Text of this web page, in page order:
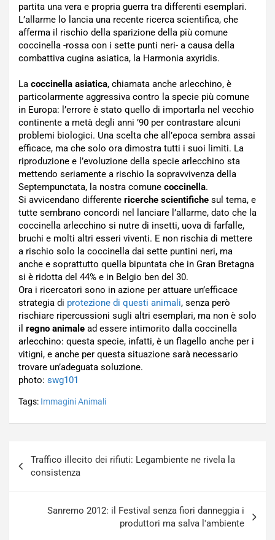
partita una vera e propria guerra tra differenti esemplari.
L’allarme lo lancia una recente ricerca scientifica, che
afferma il rischio della sparizione della più comune
coccinella -rossa con i sette punti neri- a causa della
combattiva cugina asiatica, la Harmonia axyridis.
La coccinella asiatica, chiamata anche arlecchino, è
particolarmente aggressiva contro la specie più comune
in Europa: l’errore è stato quello di importarla nel vecchio
continente a metà degli anni ’90 per contrastare alcuni
problemi biologici. Una scelta che all’epoca sembra assai
efficace, ma che solo ora dimostra tutti i suoi limiti. La
riproduzione e l’evoluzione della specie arlecchino sta
mettendo seriamente a rischio la sopravvivenza della
Septempunctata, la nostra comune coccinella.
Si avvicendano differente ricerche scientifiche sul tema, e
tutte sembrano concordi nel lanciare l’allarme, dato che la
coccinella arlecchino si nutre di insetti, uova di farfalle,
bruchi e molti altri esseri viventi. E non rischia di mettere
a rischio solo la coccinella dai sette puntini neri, ma
anche e soprattutto quella bipuntata che in Gran Bretagna
si è ridotta del 44% e in Belgio ben del 30.
Ora i ricercatori sono in azione per attuare un’efficace
strategia di protezione di questi animali, senza però
rischiare ripercussioni sugli altri esemplari, ma non è solo
il regno animale ad essere intimorito dalla coccinella
arlecchino: questa specie, infatti, è un flagello anche per i
vitigni, e anche per questa situazione sarà necessario
trovare un’adeguata soluzione.
photo: swg101
Tags: Immagini Animali
articoli
Traffico illecito dei rifiuti: Legambiente ne rivela la
consistenza
Sanremo 2012: il Festival senza fiori danneggia i
produttori ma salva l'ambiente